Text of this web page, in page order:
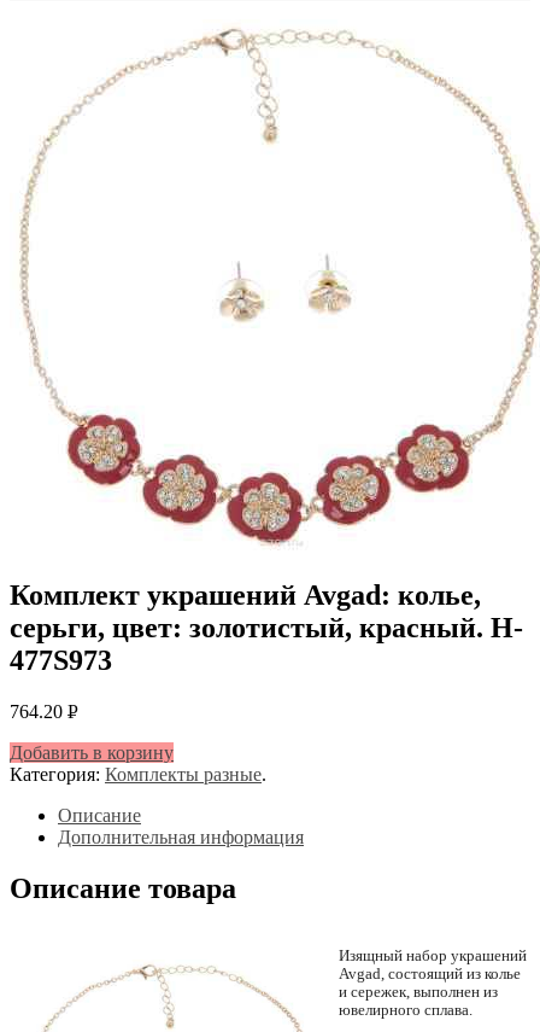
Комплект украшений Avgad: колье,
серьги, цвет: золотистый, красный. H-
477S973
764.20 Р
Добавить в корзину
Категория: Комплекты разные.
Описание
Дополнительная информация
Описание товара
Изящный набор украшений
Avgad, состоящий из колье
и сережек, выполнен из
ювелирного сплава.